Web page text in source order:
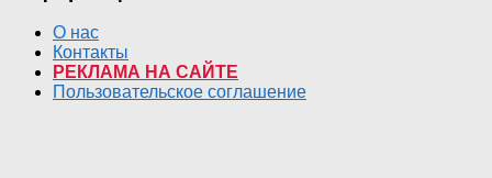
О нас
Контакты
РЕКЛАМА НА САЙТЕ
Пользовательское соглашение